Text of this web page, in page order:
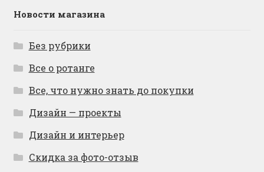
Новости магазина
Без рубрики
Все о ротанге
Все, что нужно знать до покупки
Дизайн — проекты
Дизайн и интерьер
Скидка за фото-отзыв